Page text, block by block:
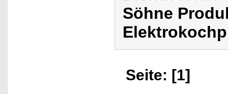
Söhne
Seite: [1]